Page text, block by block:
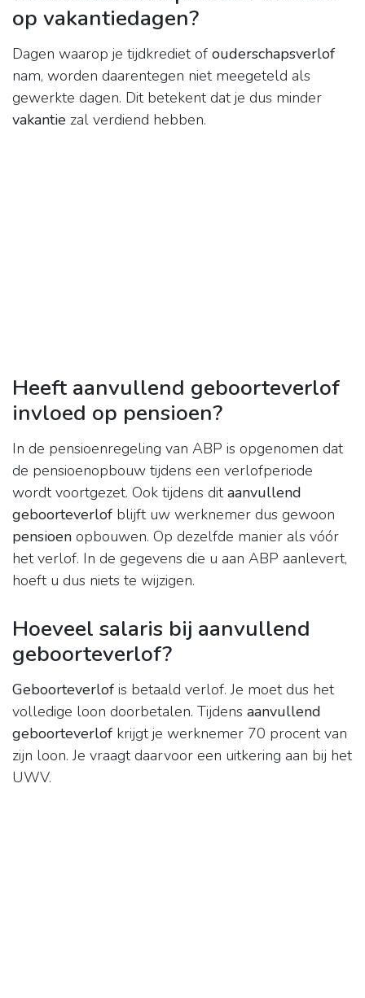
op vakantiedagen?
Dagen waarop je tijdkrediet of ouderschapsverlof
nam, worden daarentegen niet meegeteld als
gewerkte dagen. Dit betekent dat je dus minder
vakantie zal verdiend hebben.
Heeft aanvullend geboorteverlof
invloed op pensioen?
In de pensioenregeling van ABP is opgenomen dat
de pensioenopbouw tijdens een verlofperiode
wordt voortgezet. Ook tijdens ditaanvullend
geboorteverlof blijft uw werknemer dus gewoon
pensioen opbouwen. Op dezelfde manier als vóór
het verlof. In de gegevens die u aan ABP aanlevert,
hoeft u dus niets te wijzigen.
Hoeveel salaris bij aanvullend
geboorteverlof?
Geboorteverlof is betaald verlof. Je moet dus het
volledige loon doorbetalen. Tijdens aanvullend
geboorteverlof krijgt je werknemer 70 procent van
zijn loon. Je vraagt daarvoor een uitkering aan bij het
UWV.